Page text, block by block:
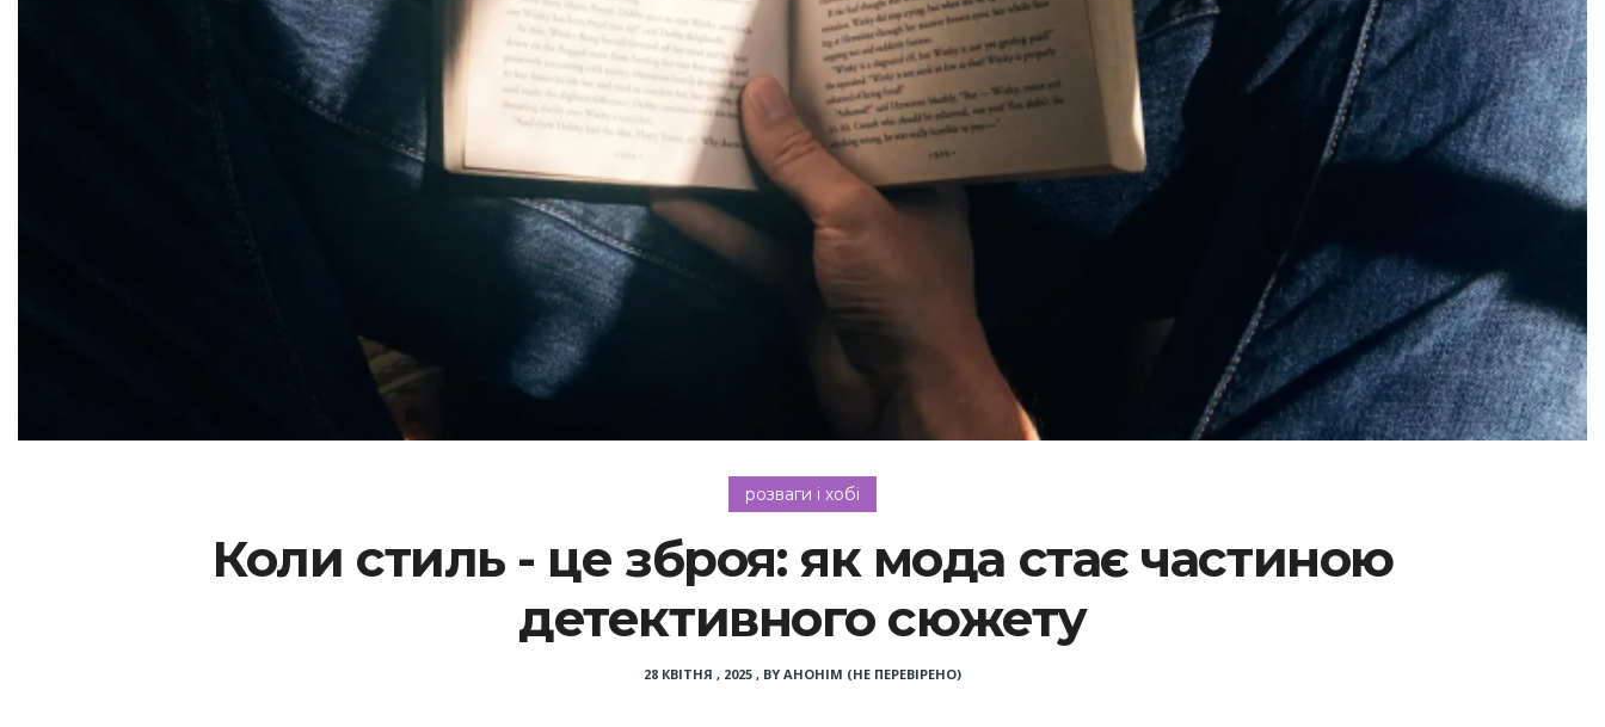
розваги і хобі
Коли стиль - це зброя: як мода стає частиною
детективного сюжету
28 КВІТНЯ , 2025 , BY АНОНІМ (НЕ ПЕРЕВІРЕНО)